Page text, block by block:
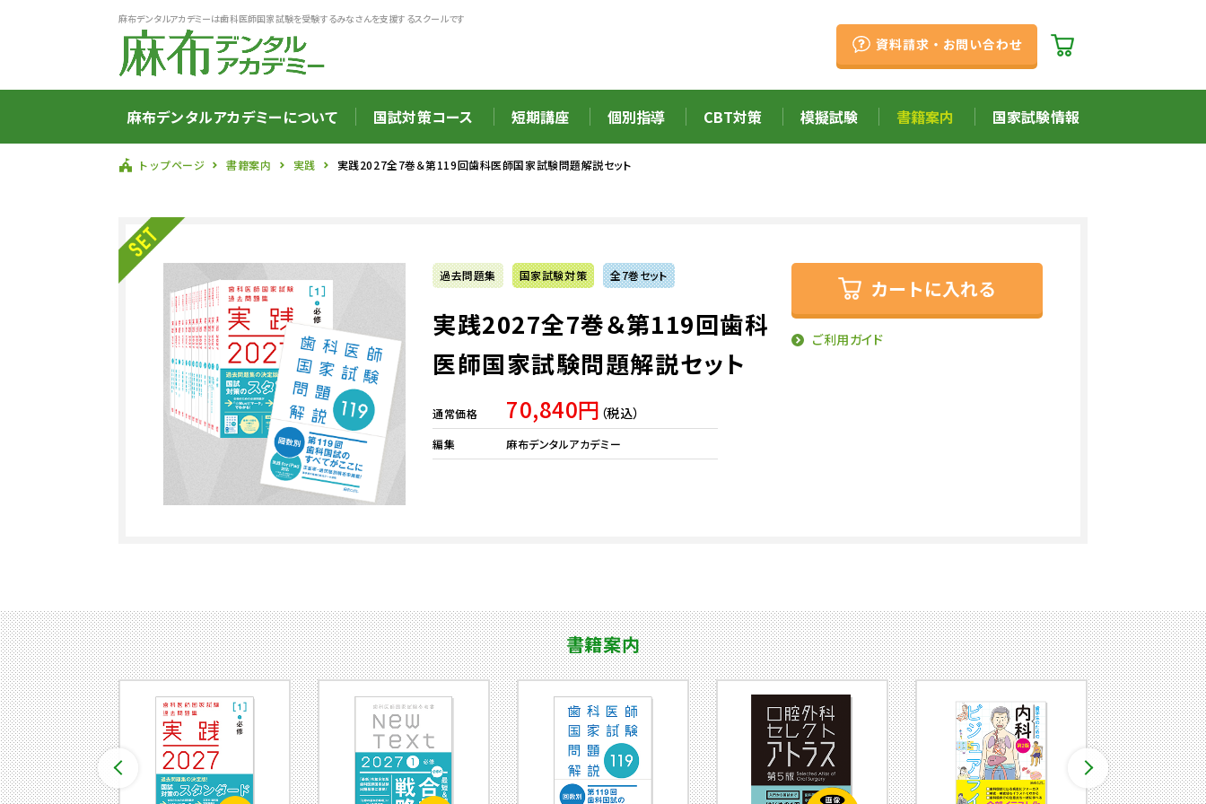
麻布デンタルアカデミーは歯科医師国家試験を受験するみなさんを支援するスクールです
資料請求・お問い合わせ
麻布デンタルアカデミーについて 国試対策コース 短期講座 個別指導 CBT対策 模擬試験 書籍案内 国家試験情報
トップページ 書籍案内 実践 実践2027全7巻＆第119回歯科医師国家試験問題解説セット
過去問題集 国家試験対策 全7巻セット
実践2027全7巻＆第119回歯科
医師国家試験問題解説セット
通常価格 70,840円 （税込）
編集 麻布デンタルアカデミー
カートに入れる
ご利用ガイド
書籍案内